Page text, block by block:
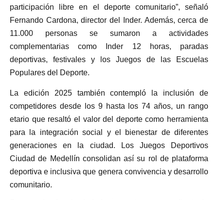
participación libre en el deporte comunitario”, señaló
Fernando Cardona, director del Inder. Además, cerca de
11.000 personas se sumaron a actividades
complementarias como Inder 12 horas, paradas
deportivas, festivales y los Juegos de las Escuelas
Populares del Deporte.
La edición 2025 también contempló la inclusión de
competidores desde los 9 hasta los 74 años, un rango
etario que resaltó el valor del deporte como herramienta
para la integración social y el bienestar de diferentes
generaciones en la ciudad. Los Juegos Deportivos
Ciudad de Medellín consolidan así su rol de plataforma
deportiva e inclusiva que genera convivencia y desarrollo
comunitario.